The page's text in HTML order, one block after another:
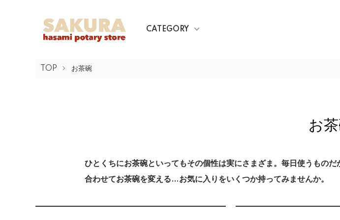
CATEGORY
TOP お茶碗
お
ひとくちにお茶碗といってもその個性は実にさまざま。毎日使うもの
合わせてお茶碗を変える…お気に入りをいくつか持ってみませんか。